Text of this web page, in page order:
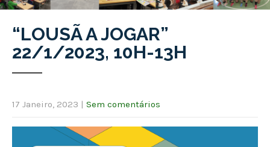
“LOUSÃ A JOGAR”
22/1/2023, 10H-13H
17 Janeiro, 2023 | Sem comentários